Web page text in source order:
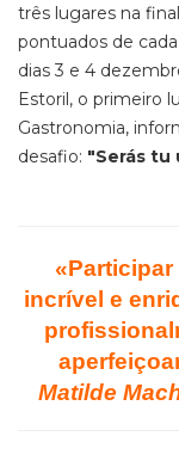
três lugares na
pontuados de
dias 3 e 4
Estoril, o primeiro
Gastronomia,
desafio: "Serás tu
incrível e
Matilde